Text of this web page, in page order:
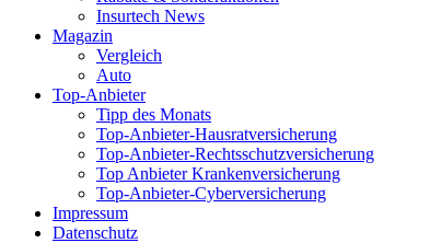
Insurtech News
Magazin
Vergleich
Auto
Top-Anbieter
Tipp des Monats
Top-Anbieter-Hausratversicherung
Top-Anbieter-Rechtsschutzversicherung
Top Anbieter Krankenversicherung
Top-Anbieter-Cyberversicherung
Impressum
Datenschutz